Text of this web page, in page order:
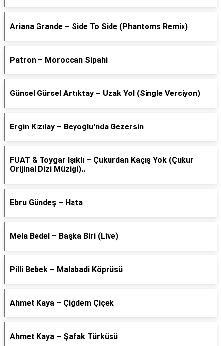
Ariana Grande – Side To Side (Phantoms Remix)
Patron – Moroccan Sipahi
Güncel Gürsel Artıktay – Uzak Yol (Single Versiyon)
Ergin Kızılay – Beyoğlu'nda Gezersin
FUAT & Toygar Işıklı – Çukurdan Kaçış Yok (Çukur
Orijinal Dizi Müziği)..
Ebru Gündeş – Hata
Mela Bedel – Başka Biri (Live)
Pilli Bebek – Malabadi Köprüsü
Ahmet Kaya – Çiğdem Çiçek
Ahmet Kaya – Şafak Türküsü